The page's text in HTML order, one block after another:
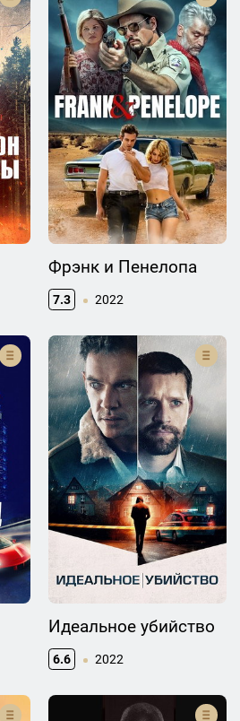
Фрэнк и Пенелопа
7.3 2022
Идеальное убийство
6.6 2022